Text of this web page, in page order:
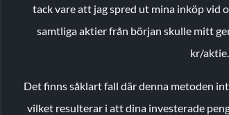
tack vare att jag spred ut mina inköp vid
samtliga aktier från början skulle mitt
kr/aktie.
Det finns såklart fall där denna metoden
vilket resulterar i att dina investerade